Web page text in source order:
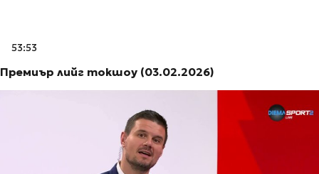
53:53
Премиър лийг токшоу (03.02.2026)